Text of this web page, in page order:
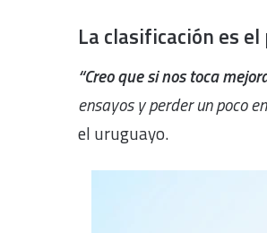
La clasificación es
“Creo que si nos toca
ensayos y perder un poco
el uruguayo.